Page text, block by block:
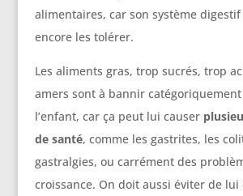
alimentaires, car son système
encore les tolérer.
Les aliments gras, trop sucrés, trop
amers sont à bannir
l’enfant, car ça peut lui causer
de santé, comme les gastrites, les
gastralgies, ou carrément des
croissance. On doit aussi éviter de lui